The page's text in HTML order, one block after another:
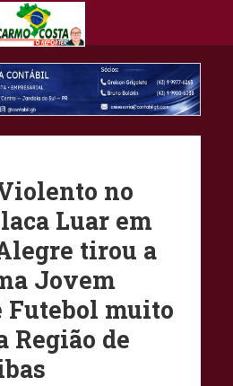
no
Luar em
tirou a
Jovem
Futebol muito
Região de